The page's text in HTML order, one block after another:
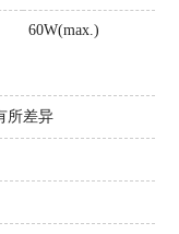
60W(max.)
所差异